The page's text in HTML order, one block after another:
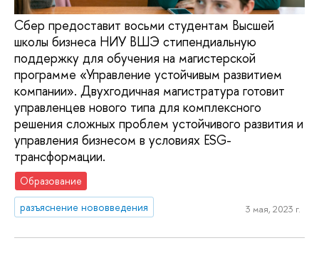
Сбер предоставит восьми студентам Высшей
школы бизнеса НИУ ВШЭ стипендиальную
поддержку для обучения на магистерской
программе «Управление устойчивым развитием
компании». Двухгодичная магистратура готовит
управленцев нового типа для комплексного
решения сложных проблем устойчивого развития и
управления бизнесом в условиях ESG-
трансформации.
Образование
разъяснение нововведения
3 мая, 2023 г.